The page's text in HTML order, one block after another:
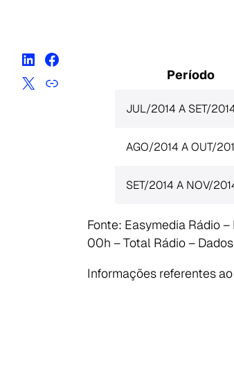
Período
JUL/2014 A SET/
AGO/2014 A OUT/
SET/2014 A NOV/
Fonte: Easymedia Rádio
00h – Total Rádio –
Informações referentes
Search